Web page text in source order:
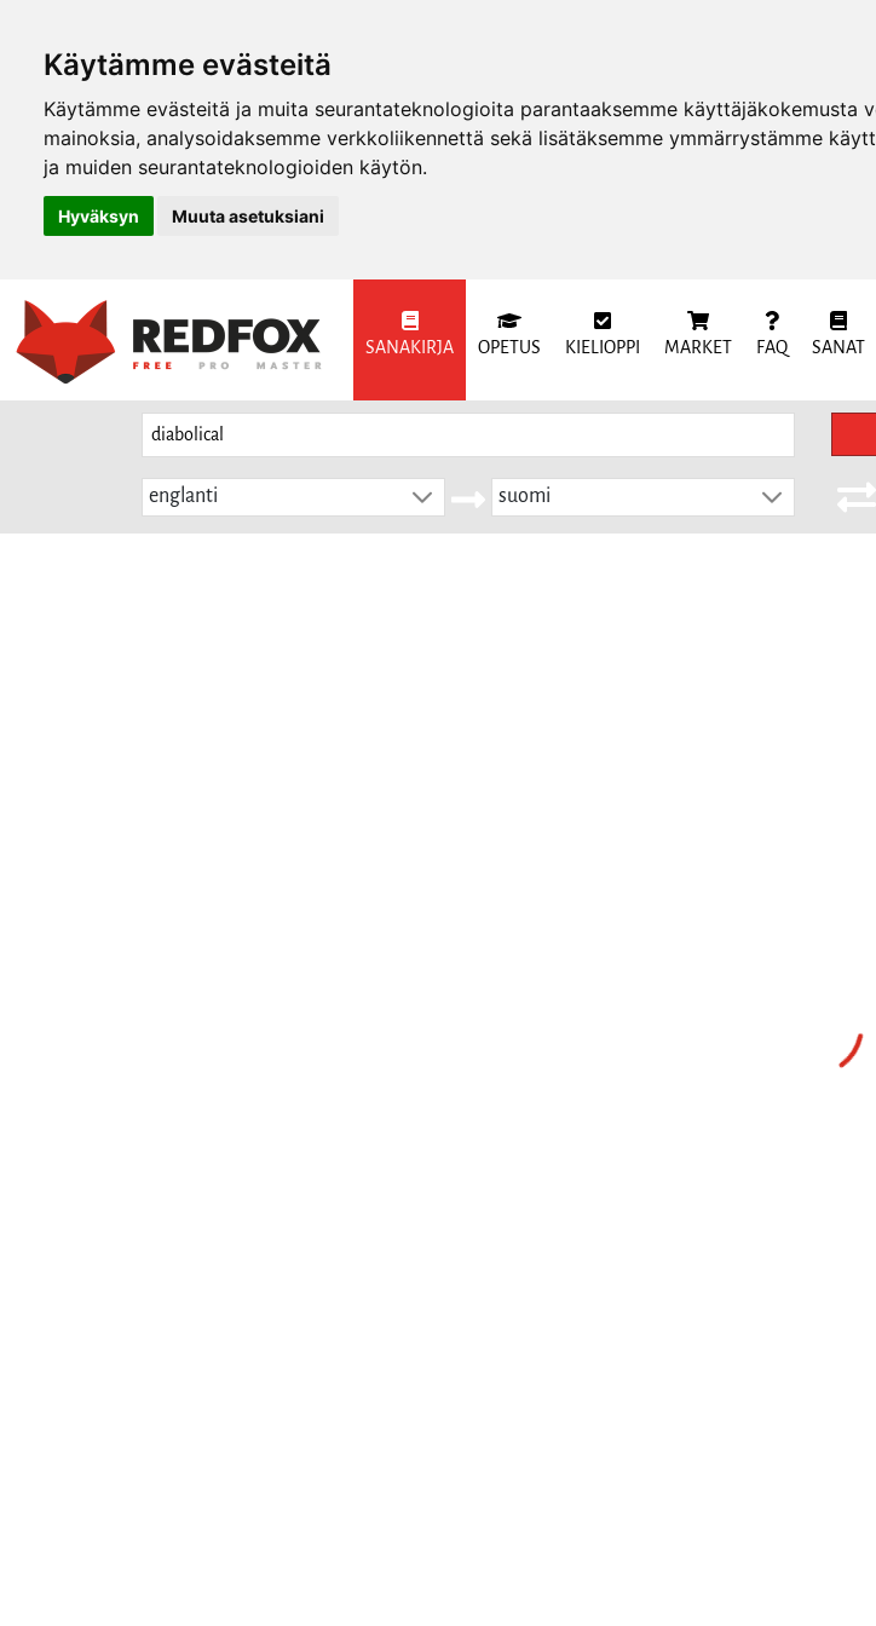
Käytämme evästeitä
Käytämme evästeitä ja muita seurantateknologioita parantaaksemme
mainoksia, analysoidaksemme verkkoliikennettä sekä lisätäksemme ymmärrystämme
ja muiden seurantateknologioiden käytön.
Hyväksyn Muuta asetuksiani
SANAKIRJA OPETUS KIELIOPPI MARKET FAQ SANAT
englanti suomi